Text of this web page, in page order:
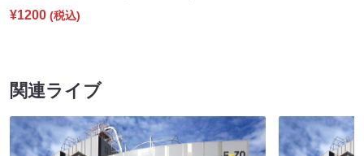
¥1200 (税込)
関連ライブ